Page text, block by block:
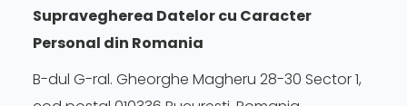
Supravegherea Datelor cu Caracter
Personal din Romania
B-dul G-ral. Gheorghe Magheru 28-30 Sector 1,